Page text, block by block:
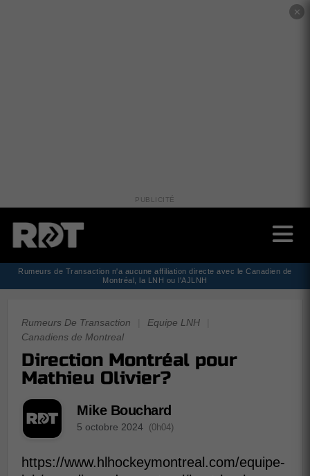
✕
PUBLICITÉ
Rumeurs de Transaction n'a aucune affiliation directe avec le Canadien de
Montréal, la LNH ou l'AJLNH
Rumeurs De Transaction Equipe LNH
Canadiens de Montreal
Direction Montréal pour
Mathieu Olivier?
Mike Bouchard
5 octobre 2024 (0h04)
https://www.hlhockeymontreal.com/equipe-